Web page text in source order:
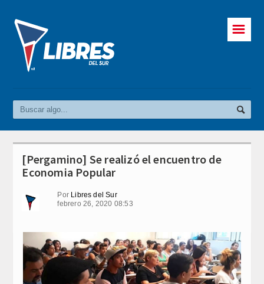
☰
[Pergamino] Se realizó el encuentro de
Economia Popular
Por Libres del Sur
febrero 26, 2020 08:53